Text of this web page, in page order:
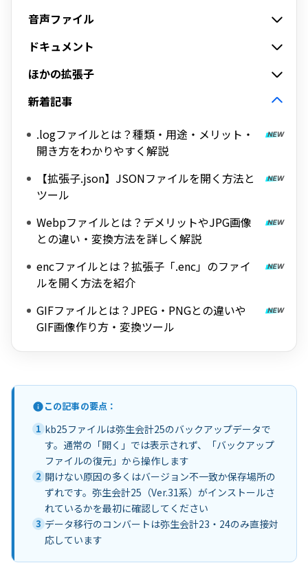
音声ファイル
ドキュメント
ほかの拡張子
新着記事
.logファイルとは？種類・用途・メリット・
開き方をわかりやすく解説
【拡張子.json】JSONファイルを開く方法と
ツール
Webpファイルとは？デメリットやJPG画像
との違い・変換方法を詳しく解説
encファイルとは？拡張子「.enc」のファイ
ルを開く方法を紹介
GIFファイルとは？JPEG・PNGとの違いや
GIF画像作り方・変換ツール
この記事の要点：
1 kb25ファイルは弥生会計25のバックアップデータで
す。通常の「開く」では表示されず、「バックアップ
ファイルの復元」から操作します
2 開けない原因の多くはバージョン不一致か保存場所の
ずれです。弥生会計25（Ver.31系）がインストールさ
れているかを最初に確認してください
3 データ移行のコンバートは弥生会計23・24のみ直接対
応しています